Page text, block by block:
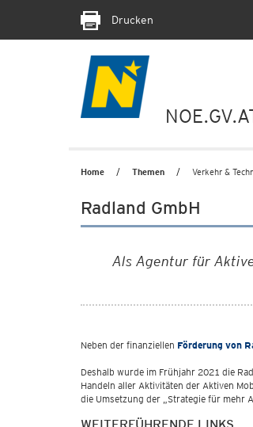
Drucken
Home Themen Verkehr &
Radland GmbH
Als Agentur für
Neben der finanziellen Förderung von
Deshalb wurde im Frühjahr 2021 die
Handeln aller Aktivitäten der Aktiven
die Umsetzung der „Strategie für mehr